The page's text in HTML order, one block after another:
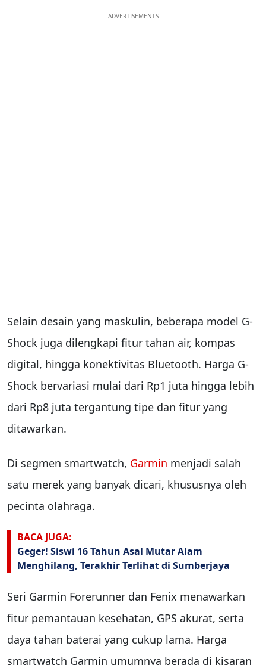
ADVERTISEMENTS
Selain desain yang maskulin, beberapa model G-
Shock juga dilengkapi fitur tahan air, kompas
digital, hingga konektivitas Bluetooth. Harga G-
Shock bervariasi mulai dari Rp1 juta hingga lebih
dari Rp8 juta tergantung tipe dan fitur yang
ditawarkan.
Di segmen smartwatch, Garmin menjadi salah
satu merek yang banyak dicari, khususnya oleh
pecinta olahraga.
BACA JUGA:
Geger! Siswi 16 Tahun Asal Mutar Alam
Menghilang, Terakhir Terlihat di Sumberjaya
Seri Garmin Forerunner dan Fenix menawarkan
fitur pemantauan kesehatan, GPS akurat, serta
daya tahan baterai yang cukup lama. Harga
smartwatch Garmin umumnya berada di kisaran